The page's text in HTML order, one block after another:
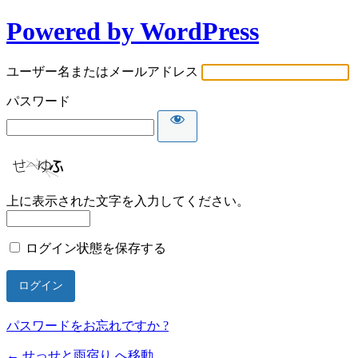
Powered by WordPress
ユーザー名またはメールアドレス
パスワード
上に表示された文字を入力してください。
ログイン状態を保存する
パスワードをお忘れですか ?
← せっせと雨宿り へ移動